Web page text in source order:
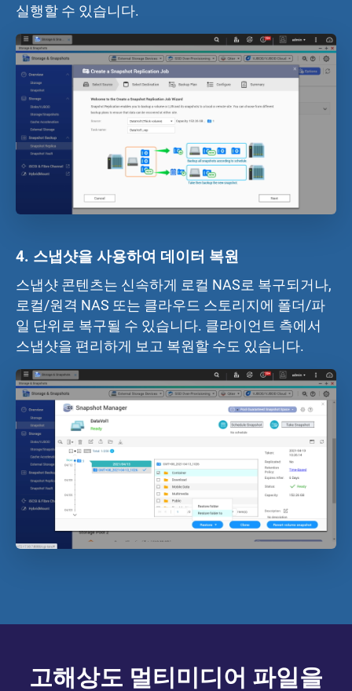
실행할 수 있습니다.
4. 스냅샷을 사용하여 데이터 복원
스냅샷 콘텐츠는 신속하게 로컬 NAS로 복구되거나,
로컬/원격 NAS 또는 클라우드 스토리지에 폴더/파
일 단위로 복구될 수 있습니다. 클라이언트 측에서
스냅샷을 편리하게 보고 복원할 수도 있습니다.
고해상도 멀티미디어 파일을